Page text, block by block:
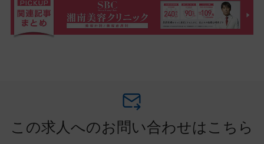
この求人へのお問い合わせはこちら